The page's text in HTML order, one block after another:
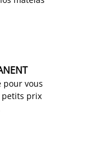
pour vous
petits prix